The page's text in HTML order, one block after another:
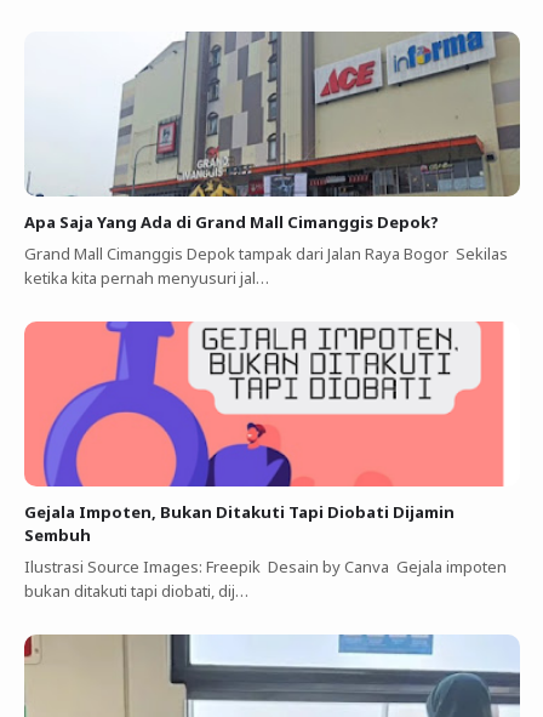
Apa Saja Yang Ada di Grand Mall Cimanggis Depok?
Grand Mall Cimanggis Depok tampak dari Jalan Raya Bogor Sekilas
ketika kita pernah menyusuri jal…
Gejala Impoten, Bukan Ditakuti Tapi Diobati Dijamin
Sembuh
Ilustrasi Source Images: Freepik Desain by Canva Gejala impoten
bukan ditakuti tapi diobati, dij…